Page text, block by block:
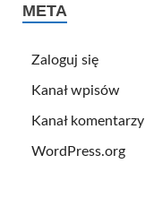
META
Zaloguj się
Kanał wpisów
Kanał komentarzy
WordPress.org